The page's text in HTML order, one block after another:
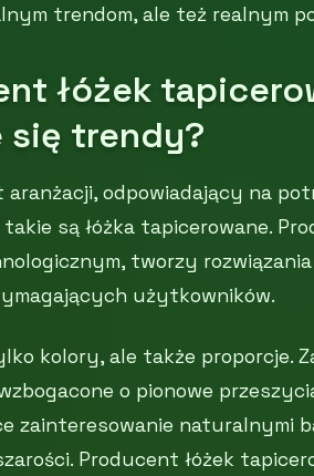
trendom, ale też realnym
łóżek
się trendy?
aranżacji, odpowiadający na
takie są łóżka tapicerowane.
tworzy
użytkowników.
kolory, ale także proporcje.
o pionowe
zainteresowanie naturalnymi
Producent łóżek